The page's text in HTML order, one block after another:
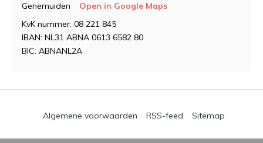
Genemuiden
Open in Google Maps
KvK nummer: 08 221 845
IBAN: NL31 ABNA 0613 6582 80
BIC: ABNANL2A
Algemene voorwaarden RSS-feed Sitemap